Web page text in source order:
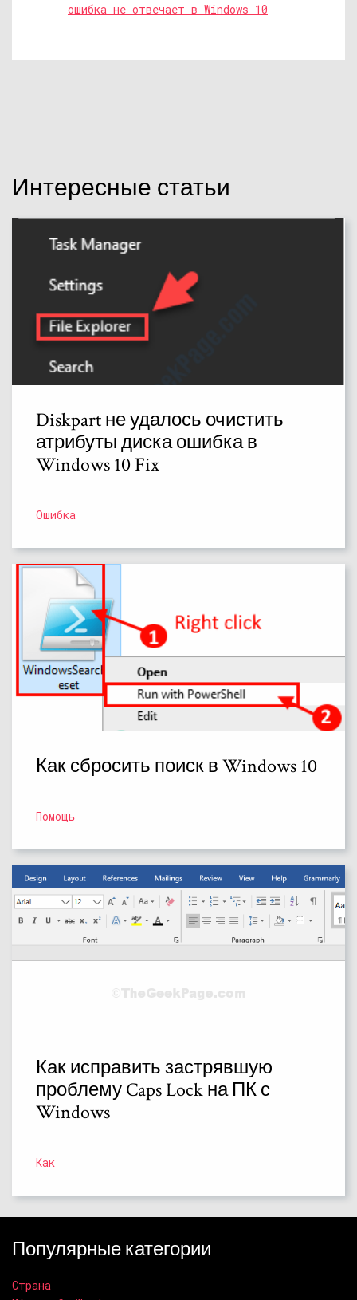
ошибка не отвечает в Windows 10
Интересные статьи
Diskpart не удалось очистить
атрибуты диска ошибка в
Windows 10 Fix
Ошибка
Как сбросить поиск в Windows 10
Помощь
Как исправить застрявшую
проблему Caps Lock на ПК с
Windows
Как
Популярные категории
Страна